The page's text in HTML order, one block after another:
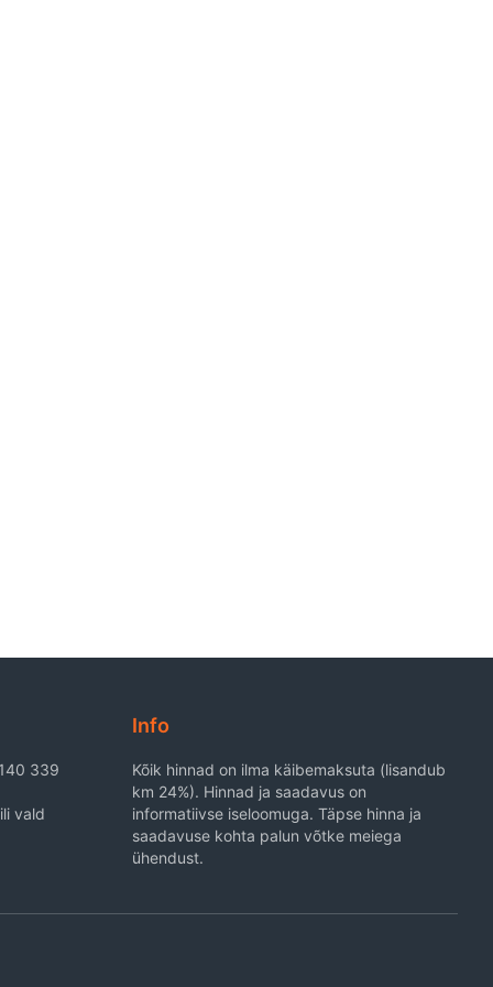
339
vald
Info
Kõik hinnad on ilma käibemaksuta (lisandub
km 24%). Hinnad ja saadavus on
informatiivse iseloomuga. Täpse hinna ja
saadavuse kohta palun võtke meiega
ühendust.